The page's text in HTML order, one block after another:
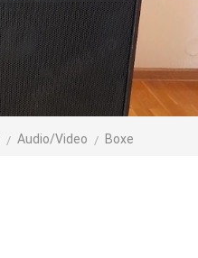
Audio/Video Boxe